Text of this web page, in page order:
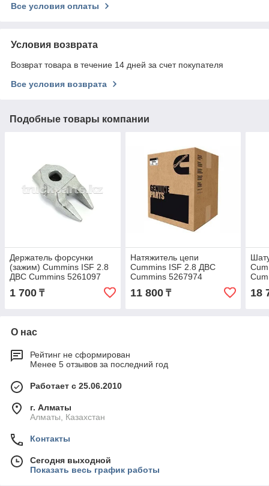
Все условия оплаты
Условия возврата
Возврат товара в течение 14 дней за счет покупателя
Все условия возврата
Подобные товары компании
Держатель форсунки
(зажим) Cummins ISF 2.8
ДВС Cummins 5261097
1 700 ₸
Натяжитель цепи
Cummins ISF 2.8 ДВС
Cummins 5267974
11 800₸ 18
О нас
Рейтинг не сформирован
Менее 5 отзывов за последний год
Работает с 25.06.2010
г. Алматы
Алматы, Казахстан
Контакты
Сегодня выходной
Показать весь график работы